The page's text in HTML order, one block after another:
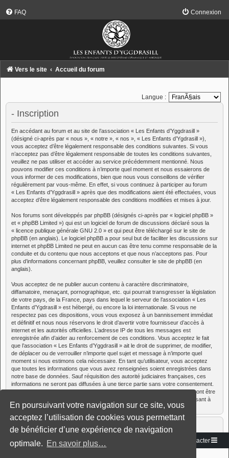
En poursuivant votre navigation sur ce site, vous
acceptez l’utilisation de cookies vous permettant
de bénéficier d’une expérience de navigation
optimale. En savoir plus…
FAQ Connexion
Vers le site Accueil du forum
Langue :
- Inscription
En accédant au forum et au site de l’association « Les Enfants d’Yggdrasill »
(désigné ci-après par « nous », « notre », « nos », « Les Enfants d’Ygdrasill »),
vous acceptez d’être légalement responsable des conditions suivantes. Si vous
n’acceptez pas d’être légalement responsable de toutes les conditions suivantes,
veuillez ne pas utiliser et accéder au service précédemment mentionné. Nous
pouvons modifier ces conditions à n’importe quel moment et nous essaierons de
vous informer de ces modifications, bien que nous vous conseillons de vérifier
régulièrement par vous-même. En effet, si vous continuez à participer au forum
« Les Enfants d’Yggdrasill » après que des modifications aient été effectuées, vous
acceptez d’être légalement responsable des conditions modifiées et mises à jour.
Nos forums sont développés par phpBB (désignés ci-après par « logiciel phpBB »
et « phpBB Limited ») qui est un logiciel de forum de discussions déclaré sous la
« licence publique générale GNU 2.0 » et qui peut être téléchargé sur le site de
phpBB (en anglais). Le logiciel phpBB a pour seul but de faciliter les discussions sur
internet et phpBB Limited ne peut en aucun cas être tenu comme responsable de la
conduite et du contenu que nous acceptons et que nous n’acceptons pas. Pour
plus d’informations concernant phpBB, veuillez consulter le site de phpBB (en
anglais).
Vous acceptez de ne publier aucun contenu à caractère discriminatoire,
diffamatoire, menaçant, pornographique, etc. qui pourrait transgresser la législation
de votre pays, de la France, pays dans lequel le serveur de l’association « Les
Enfants d’Ygdrasill » est hébergé, ou encore la loi internationale. Si vous ne
respectez pas ces dispositions, vous vous exposez à un bannissement immédiat
et définitif et nous nous réservons le droit d’avertir votre fournisseur d’accès à
internet et les autorités officielles. L’adresse IP de tous les messages est
enregistrée afin d’aider au renforcement de ces conditions. Vous acceptez le fait
que l’association « Les Enfants d’Yggdrasill » ait le droit de supprimer, de modifier,
de déplacer ou de verrouiller n’importe quel sujet et message à n’importe quel
moment si nous estimons cela nécessaire. En tant qu’utilisateur, vous acceptez
que toutes les informations que vous avez renseignées soient enregistrées dans
notre base de données. Sauf réquisition des autorité judiciaires françaises, ces
informations ne seront pas diffusées à une tierce partie sans votre consentement.
Cependant, ni l’association « Les Enfants d’Yggdrasill », ni phpBB, ne pourront être
tenus comme responsables en cas de tentative de piratage informatique visant à
compromettre vos données.
Vers le site Accueil du forum Nous contacter